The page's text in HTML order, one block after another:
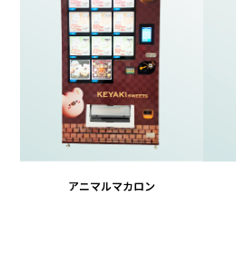
アニマルマカロン